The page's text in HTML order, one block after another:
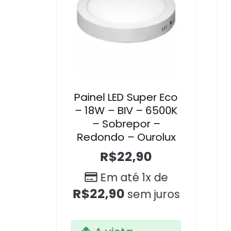
Painel LED Super Eco
– 18W – BIV – 6500K
– Sobrepor –
Redondo – Ourolux
R$22,90
Em até 1x de
R$22,90 sem juros